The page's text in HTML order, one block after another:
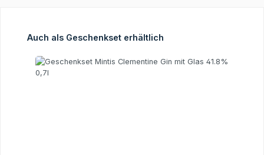
Produktgalerie überspringen
Auch als Geschenkset erhältlich